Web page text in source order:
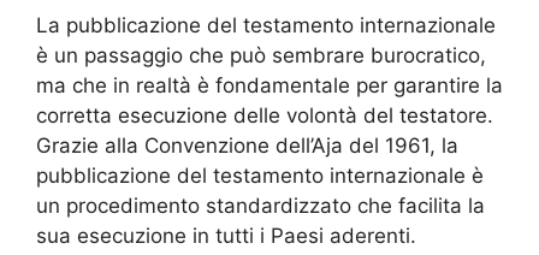
La pubblicazione del testamento internazionale
è un passaggio che può sembrare burocratico,
ma che in realtà è fondamentale per garantire la
corretta esecuzione delle volontà del testatore.
Grazie alla Convenzione dell’Aja del 1961, la
pubblicazione del testamento internazionale è
un procedimento standardizzato che facilita la
sua esecuzione in tutti i Paesi aderenti.